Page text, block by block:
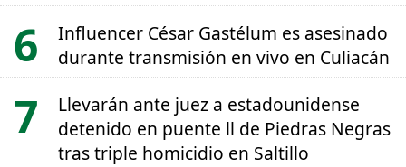
Influencer César Gastélum es asesinado
durante transmisión en vivo en Culiacán
Llevarán ante juez a estadounidense
detenido en puente ll de Piedras Negras
tras triple homicidio en Saltillo